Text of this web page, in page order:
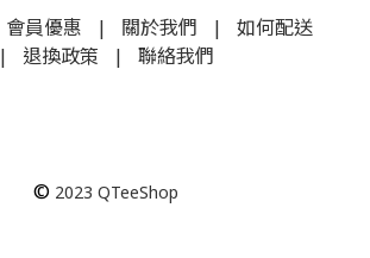
會員優惠 | 關於我們 | 如何配送
| 退換政策 | 聯絡我們
© 2023 QTeeShop